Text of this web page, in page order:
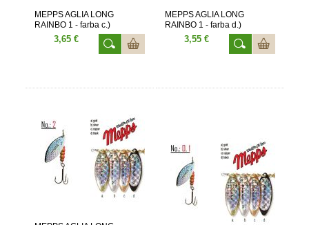
MEPPS AGLIA LONG
RAINBO 1 - farba c.)
3,65 €
MEPPS AGLIA LONG
RAINBO 1 - farba d.)
3,55 €